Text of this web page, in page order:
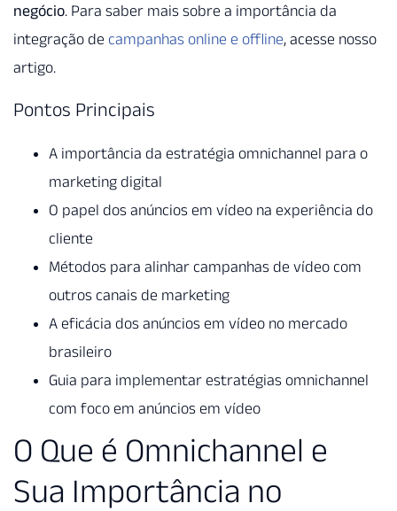
negócio. Para saber mais sobre a importância da
integração de campanhas online e offline, acesse nosso
artigo.
Pontos Principais
A importância da estratégia omnichannel para o
marketing digital
O papel dos anúncios em vídeo na experiência do
cliente
Métodos para alinhar campanhas de vídeo com
outros canais de marketing
A eficácia dos anúncios em vídeo no mercado
brasileiro
Guia para implementar estratégias omnichannel
com foco em anúncios em vídeo
O Que é Omnichannel e
Sua Importância no